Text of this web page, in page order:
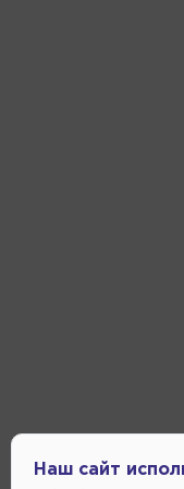
Наш сайт